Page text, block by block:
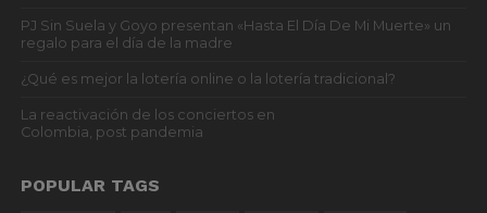
PJ Sin Suela y Goyo presentan «Hasta El Día De Mi Muerte» un
regalo para el día de la madre
¿Qué es mejor la lotería online o la lotería tradicional?
La reactivación de los conciertos en
Colombia, post pandemia
POPULAR TAGS